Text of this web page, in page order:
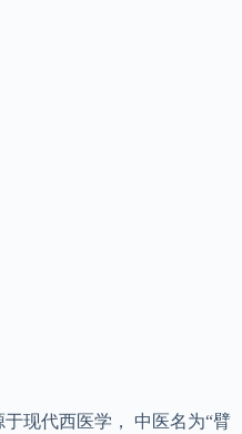
现代西医学， 中医名为“臂